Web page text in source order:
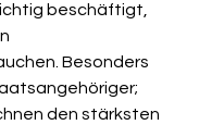
beschäftigt,
Besonders
den stärksten